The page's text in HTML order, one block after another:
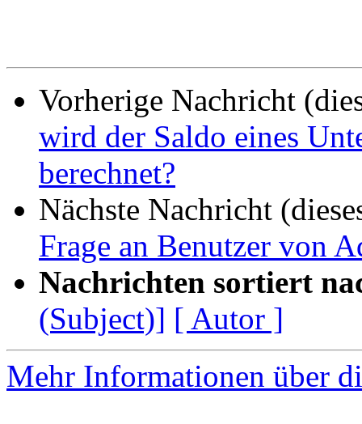
Vorherige Nachricht
wird der Saldo eines
berechnet?
Nächste Nachricht
Frage an Benutzer von
Nachrichten sortiert
(Subject)] [ Autor ]
Mehr Informationen über